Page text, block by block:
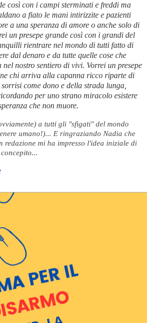
così con i campi sterminati e freddi ma
a fiato le mani intirizzite e pazienti
a una speranza di amore o anche solo di
un presepe grande così con i grandi del
rientrare nel mondo di tutti fatto di
dal denaro e da tutte quelle cose che
nostro sentiero di vivi. Vorrei un presepe
chi arriva alla capanna ricco riparte di
come dono e della strada lunga,
per uno strano miracolo esistere
che non muore.
a tutti gli "sfigati" del mondo
umano!)... E ringraziando Nadia che
redazione mi ha impresso l'idea iniziale di